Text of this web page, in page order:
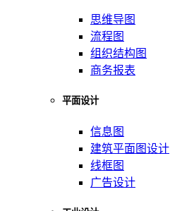
思维导图
流程图
组织结构图
商务报表
平面设计
信息图
建筑平面图设计
线框图
广告设计